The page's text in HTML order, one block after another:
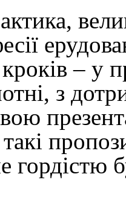
– у
з
гордістю